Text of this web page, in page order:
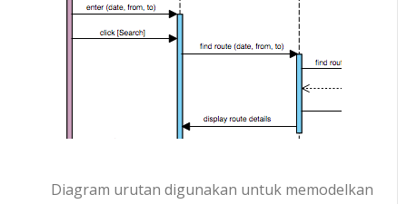
Diagram urutan digunakan untuk memodelkan